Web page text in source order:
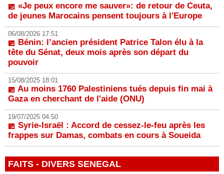
«Je peux encore me sauver»: de retour de Ceuta,
de jeunes Marocains pensent toujours à l'Europe
06/08/2026 17:51
Bénin: l’ancien président Patrice Talon élu à la
tête du Sénat, deux mois après son départ du
pouvoir
15/08/2025 18:01
Au moins 1760 Palestiniens tués depuis fin mai à
Gaza en cherchant de l'aide (ONU)
19/07/2025 04:50
Syrie-Israël : Accord de cessez-le-feu après les
frappes sur Damas, combats en cours à Soueida
FAITS - DIVERS SENEGAL